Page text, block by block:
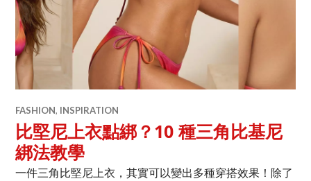
FASHION, INSPIRATION
比堅尼上衣點綁？10 種三角比基尼
綁法教學
一件三角比堅尼上衣，其實可以變出多種穿搭效果！除了